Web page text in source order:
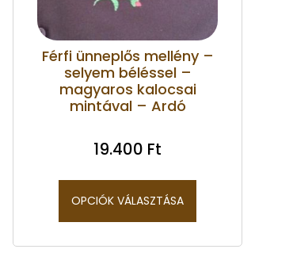
Férfi ünneplős mellény –
selyem béléssel –
magyaros kalocsai
mintával – Ardó
19.400 Ft
OPCIÓK VÁLASZTÁSA